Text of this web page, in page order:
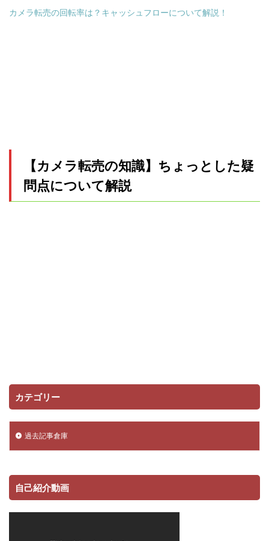
カメラ転売の回転率は？キャッシュフローについて解説！
【カメラ転売の知識】ちょっとした疑
問点について解説
カテゴリー
過去記事倉庫
自己紹介動画